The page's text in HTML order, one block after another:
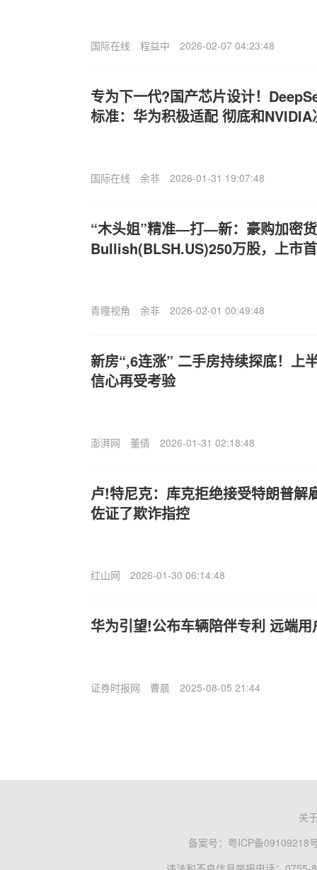
国际在线 程益中 2026-02-07 04:23:48
专为下一代?国产芯片设计！
标准：华为积极适配 彻底和NVIDIA
国际在线 余非 2026-01-31 19:07:48
“木头姐”精准—打—新：豪购加密
Bullish(BLSH.US)250万股，上市
青瞳视角 余非 2026-02-01 00:49:48
新房“,6连涨” 二手房持续探底！上
信心再受考验
澎湃网 董倩 2026-01-31 02:18:48
卢!特尼克：库克拒绝接受特朗普解
佐证了欺诈指控
红山网 2026-01-30 06:14:48
华为引望!公布车辆陪伴专利 远端
证券时报网 曹晨 2025-08-05 21:44
关
备案号： 粤ICP备09109218